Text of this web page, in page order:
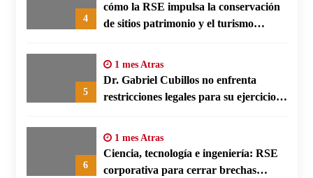
4
cómo la RSE impulsa la conservación
de sitios patrimonio y el turismo
5
1 mes Atras
Dr. Gabriel Cubillos no enfrenta
restricciones legales para su ejercicio,
6
1 mes Atras
Ciencia, tecnología e ingeniería: RSE
corporativa para cerrar brechas